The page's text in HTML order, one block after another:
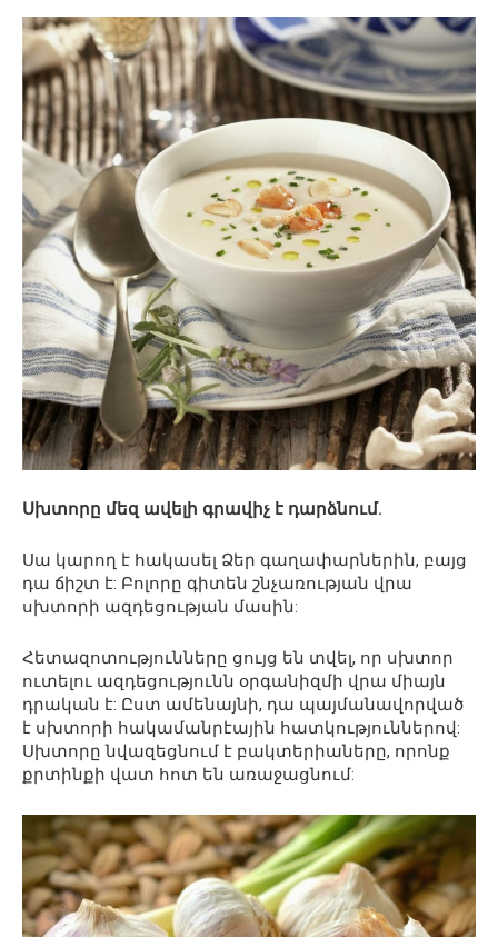
Սխտորը մեզ ավելի գրավիչ է դարձնում.
Սա կարող է հակասել Ձեր գաղափարներին, բայց
դա ճիշտ է: Բոլորը գիտեն շնչառության վրա
սխտորի ազդեցության մասին:
Հետազոտությունները ցույց են տվել, որ սխտոր
ուտելու ազդեցությունն օրգանիզմի վրա միայն
դրական է: Ըստ ամենայնի, դա պայմանավորված
է սխտորի հակամանրէային հատկություններով:
Սխտորը նվազեցնում է բակտերիաները, որոնք
քրտինքի վատ հոտ են առաջացնում: